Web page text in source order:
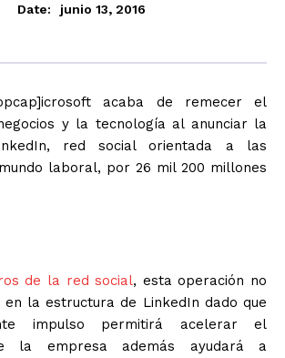
Date:
junio 13, 2016
acaba de remecer el
y la tecnología al anunciar la
red social orientada a las
laboral, por 26 mil 200 millones
de la red social, esta operación no
la estructura de LinkedIn dado que
impulso permitirá acelerar el
la empresa además ayudará a